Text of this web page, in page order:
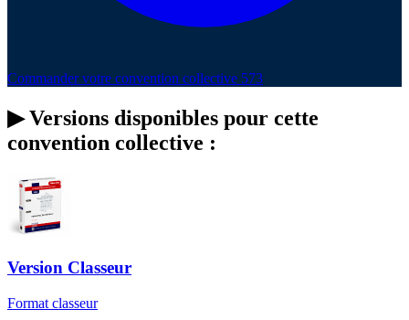
Commander votre convention collective 573
▶Versions disponibles pour cette
convention collective :
Version Classeur
Format classeur